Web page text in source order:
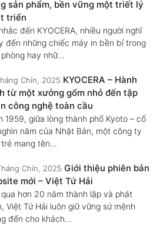
sản phẩm, bền vững một triết lý
triển
đến KYOCERA, nhiều người nghĩ
đến những chiếc máy in bền bỉ trong
hay nhữ...
Chín, 2025 KYOCERA – Hành
từ một xưởng gốm nhỏ đến tập
công nghệ toàn cầu
1959, giữa lòng thành phố Kyoto – cố
năm của Nhật Bản, một công ty
mang tên...
Chín, 2025 Giới thiệu phiên bản
mới – Việt Tứ Hải
qua hơn 20 năm thành lập và phát
Việt Tứ Hải luôn giữ vững sứ mệnh
đến cho khách...